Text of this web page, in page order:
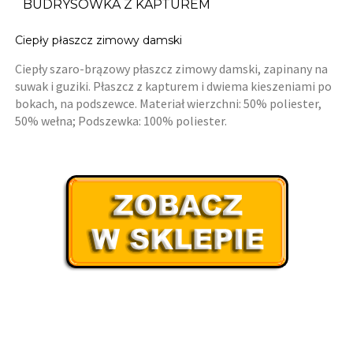
BUDRYSÓWKA Z KAPTUREM
Ciepły płaszcz zimowy damski
Ciepły szaro-brązowy płaszcz zimowy damski, zapinany na
suwak i guziki. Płaszcz z kapturem i dwiema kieszeniami po
bokach, na podszewce. Materiał wierzchni: 50% poliester,
50% wełna; Podszewka: 100% poliester.